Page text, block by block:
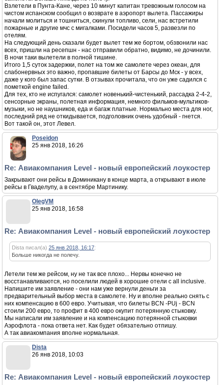
Взлетели в Пунта-Кане, через 10 минут капитан тревожным голосом на
чистом испанском сообщил о возврате в аэропорт вылета. Пассажиры
начали молиться и тошниться, скинули топливо, сели, нас встретили
пожарные и другие мчс с мигалками. Посидели часов 5, развезли по
отелям.
На следующий день сказали будет вылет тем же бортом, обзвонили нас
всех, пришли на ресепшн - нас отправили обратно, видимо, не дочинили.
В ночи таки вылетели в полной тишине.
Итого 1,5 суток задержки, полет на том же самолете через океан, для
слабонервных это важно, пропавшие билеты от Барсы до Мск - у всех,
даже у кого был запас сутки. В отзывах прочитала, что он уже садился с
пометкой engine failed.
Для тех, кто не испугался: самолет новенький-чистенький, рассадка 2-4-2,
сенсорные экраны, полетная информация, немного фильмов-мультиков-
музыки, но не наушников, еда и багаж платные. Нормально места для ног,
последний ряд не откидывается, подголовник очень удобный - гнется.
Вот такой он, этот Левел.
Poseidon
25 янв 2018, 16:26
Re: Авиакомпания Level - новый европейский лоукостер
Закрывают они рейсы в Доминикану в конце марта, а открывают в июле
рейсы в Гваделупу, а в сентябре Мартинику.
OlegVM
25 янв 2018, 16:58
Re: Авиакомпания Level - новый европейский лоукостер
Dista писал(а) 25 янв 2018, 16:17:
Больше никогда не полечу.
Летели тем же рейсом, ну не так все плохо... Нервы конечно не
восстанавливаются, но поселили людей в хорошие отели с all inclusive.
Напишите им заявление - они нам уже вернули деньги за
предварительный выбор места в самолете. Ну и вполне реально снять с
них компенсацию в 600 евро. Учитывая, что билеты BCN -PUj - BCN
стоили 200 евро, то профит в 400 евро окупит потерянную стыковку.
Мы написали им заявление и на компенсацию потерянной стыковки
Аэрофлота - пока ответа нет. Как будет обязательно отпишу.
А так авиакомпания вполне нормальная.
Dista
26 янв 2018, 10:03
Re: Авиакомпания Level - новый европейский лоукостер